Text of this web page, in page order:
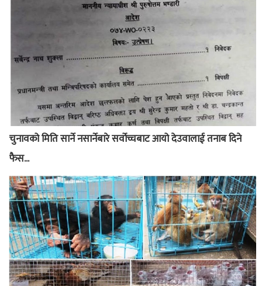
चुनावको मिति सार्ने नसार्नेबारे सर्वोच्चबाट आयो देउवालाई तनाब दिने
फैस...